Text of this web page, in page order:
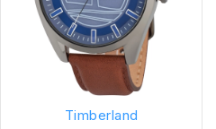
Timberland